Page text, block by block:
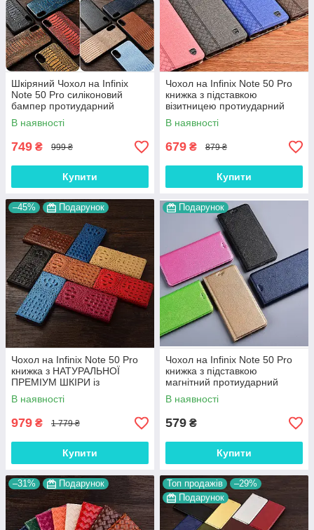
Шкіряний Чохол на Infinix
Note 50 Pro силіконовий
бампер протиударний
накладка (вкажіть модель)
"GENUINE"
В наявності
749 ₴ 999 ₴
Купити
Чохол на Infinix Note 50 Pro
книжка з підставкою
візитницею протиударний
магнітний вологостійкий
"PRIVILEGE"
В наявності
679 ₴ 879 ₴
Купити
–45% Подарунок
Чохол на Infinix Note 50 Pro
книжка з НАТУРАЛЬНОЇ
ПРЕМІУМ ШКІРИ із
підставкою протиударний
магнітний 3D "CROCOHEAD"
В наявності
979 ₴ 1 779 ₴
Купити
Подарунок
Чохол на Infinix Note 50 Pro
книжка з підставкою
магнітний протиударний
вологостійкий "HLT"
В наявності
579 ₴
Купити
–31% Подарунок Топ продажів
–29%
Подарунок